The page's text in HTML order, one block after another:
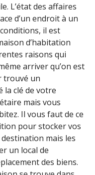
L’état des affaires
d’un endroit à un
il est
d’habitation
raisons qui
arriver qu’on est
trouvé un
la clé de votre
mais vous
Il vous faut de ce
pour stocker vos
mais les
un local de
des biens.